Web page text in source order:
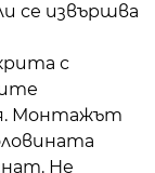
се извършва
с
Монтажът
Не